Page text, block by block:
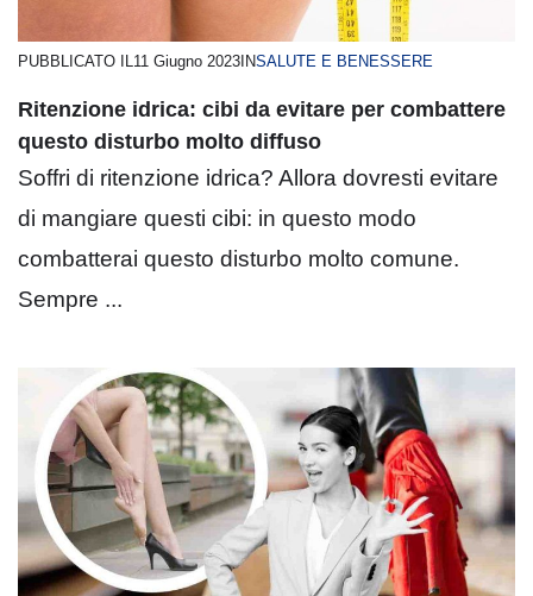
PUBBLICATO IL 11 Giugno 2023 INSALUTE E BENESSERE
Ritenzione idrica: cibi da evitare per combattere
questo disturbo molto diffuso
Soffri di ritenzione idrica? Allora dovresti evitare
di mangiare questi cibi: in questo modo
combatterai questo disturbo molto comune.
Sempre ...